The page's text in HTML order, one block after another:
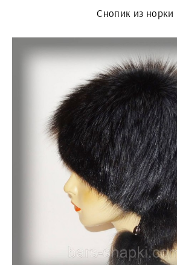
Снопик из норки